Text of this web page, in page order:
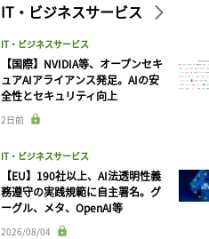
IT・ビジネスサービス
IT・ビジネスサービス
【国際】NVIDIA等、オープンセキ
ュアAIアライアンス発足。AIの安
全性とセキュリティ向上
2日前
IT・ビジネスサービス
【EU】190社以上、AI法透明性義
務遵守の実践規範に自主署名。グ
ーグル、メタ、OpenAI等
2026/08/04
記事をお
ロ